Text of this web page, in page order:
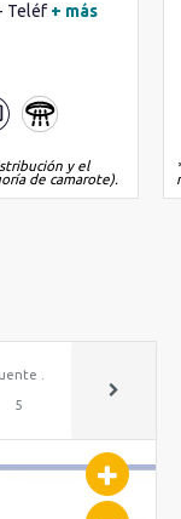
Teléf + más
y el
de camarote).
.
5